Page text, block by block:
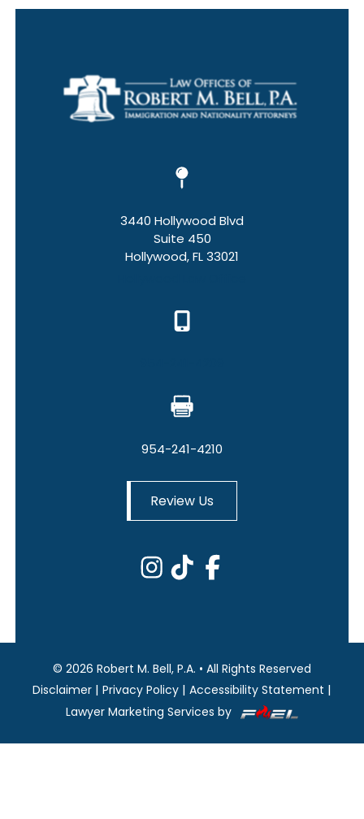
3440 Hollywood Blvd
Suite 450
Hollywood, FL 33021
954-241-4210
Review Us
© 2026 Robert M. Bell, P.A. • All Rights Reserved
Disclaimer | Privacy Policy | Accessibility Statement |
Lawyer Marketing Services by